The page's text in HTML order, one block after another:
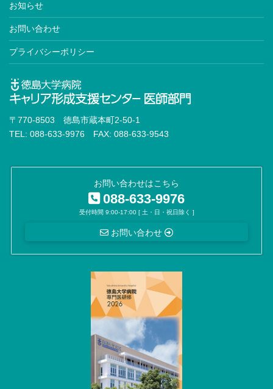
お知らせ
お問い合わせ
プライバシーポリシー
〒770-8503 徳島市蔵本町2-50-1
TEL: 088-633-9976 FAX: 088-633-9543
お問い合わせはこちら
088-633-9976
受付時間 9:00-17:00 [ 土・日・祝日除く ]
お問い合わせ